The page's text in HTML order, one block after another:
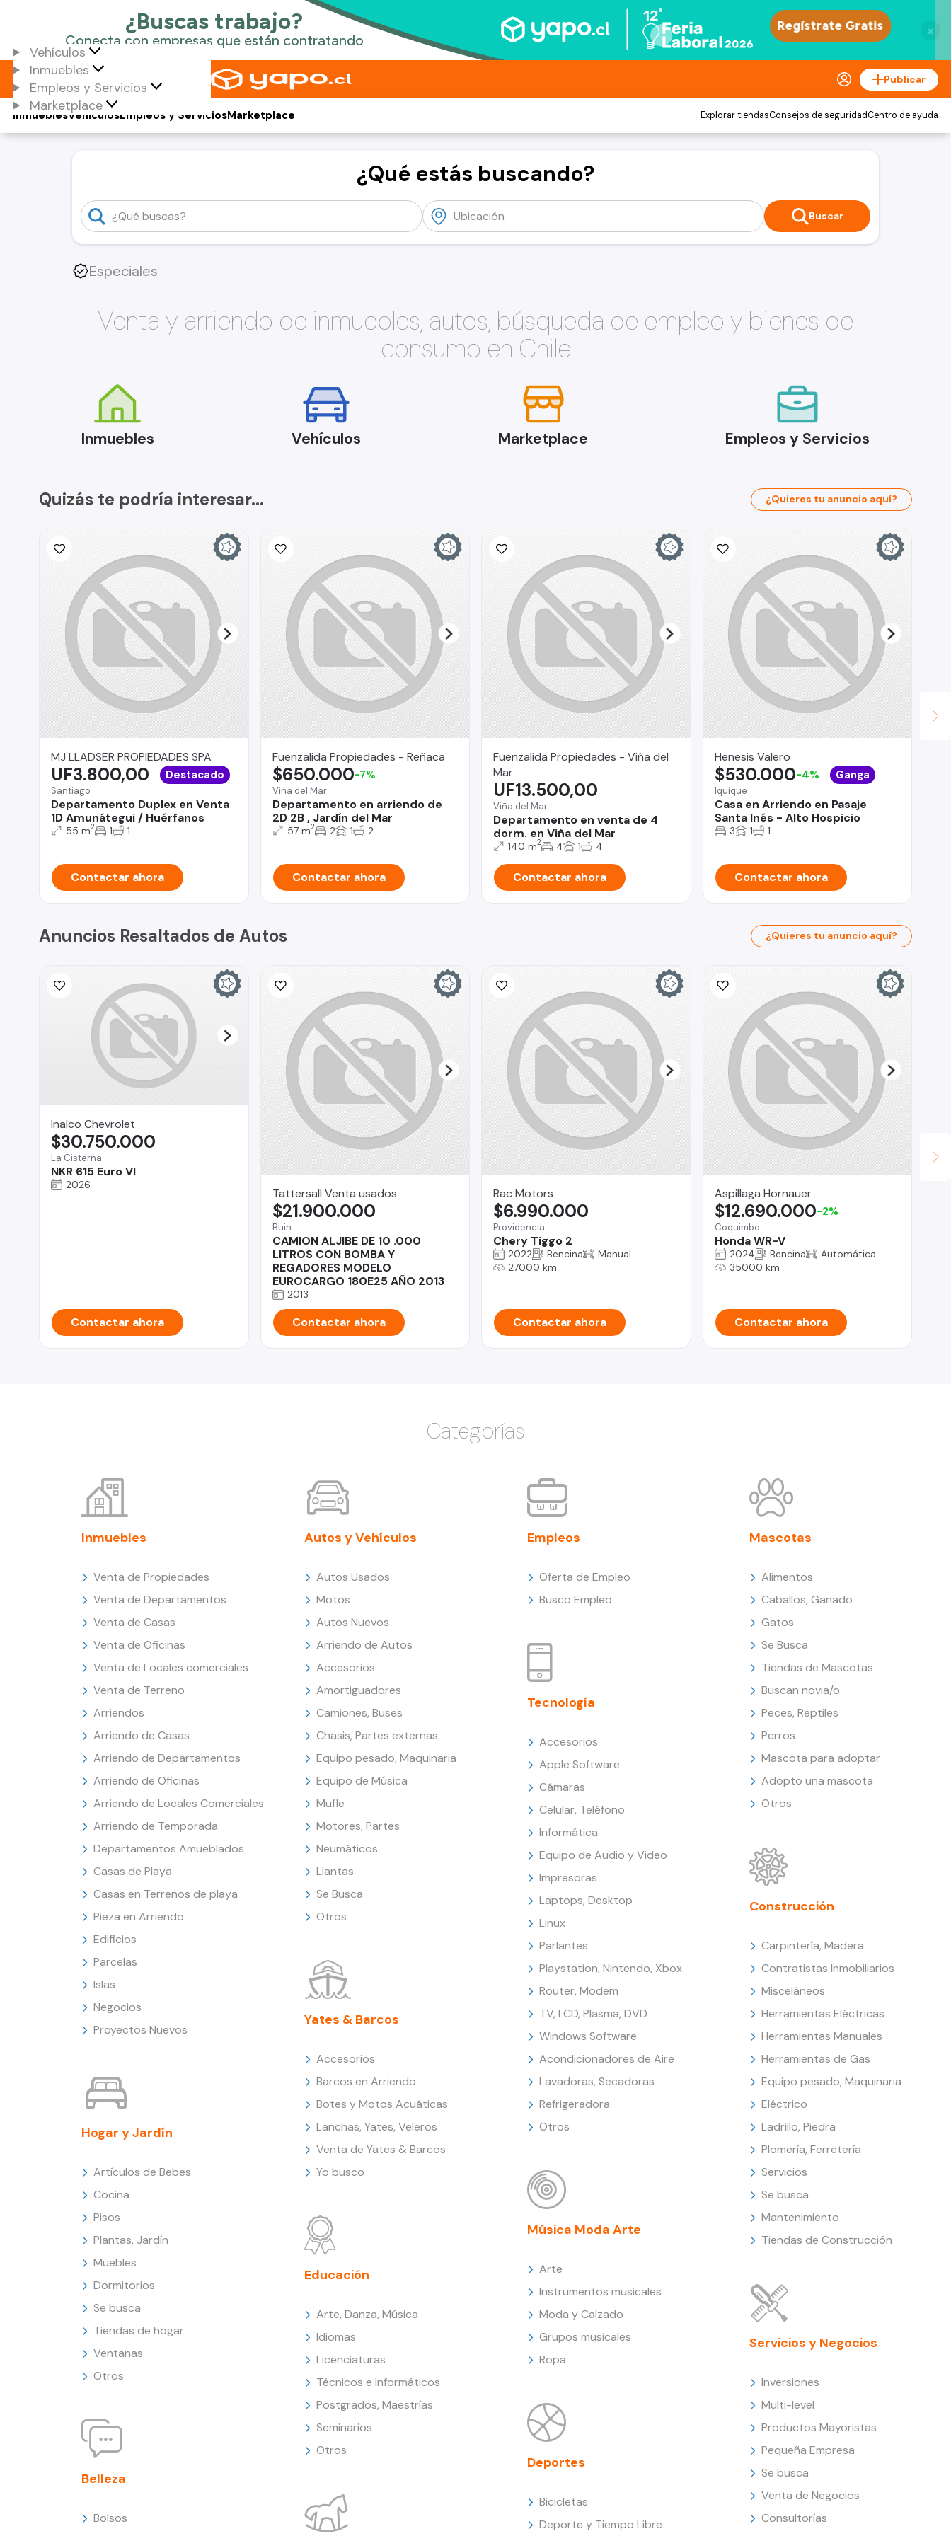
×
Vehículos
Inmuebles
Empleos y Servicios
Marketplace
Publicar
Vehículos
Inmuebles Empleos y ServiciosMarketplace Explorar tiendasConsejos de seguridadCentro de ayuda
¿Qué estás buscando?
Buscar
Especiales
Venta y arriendo de inmuebles, autos, búsqueda de empleo y bienes de
consumo en Chile
Inmuebles Vehículos Marketplace Empleos y Servicios
Quizás te podría interesar... ¿Quieres tu anuncio aquí?
MJ LLADSER PROPIEDADES SPA
Santiago
Departamento Duplex en Venta
1D Amunátegui / Huérfanos
UF3.800,00 Destacado
55 m2 1 1
Contactar ahora
Fuenzalida Propiedades - Reñaca
Viña del Mar
Departamento en arriendo de
2D 2B , Jardín del Mar
$650.000-7%
57 m2 2 1 2
Contactar ahora
Fuenzalida Propiedades - Viña del
Mar
Viña del Mar
Departamento en venta de 4
dorm. en Viña del Mar
UF13.500,00
140 m2 4 1 4
Contactar ahora
Henesis Valero
Iquique
Casa en Arriendo en Pasaje
Santa Inés - Alto Hospicio
$530.000-4% Ganga
3 1 1
Contactar ahora
Anuncios Resaltados de Autos ¿Quieres tu anuncio aquí?
Inalco Chevrolet
La Cisterna
NKR 615 Euro VI
$30.750.000
2026
Contactar ahora
Tattersall Venta usados
Buin
CAMION ALJIBE DE 10 .000
LITROS CON BOMBA Y
REGADORES MODELO
EUROCARGO 180E25 AÑO 2013
$21.900.000
2013
Contactar ahora
Rac Motors
Providencia
Chery Tiggo 2
$6.990.000
2022 Bencina
Manual
27000 km
Contactar ahora
Aspillaga Hornauer
Coquimbo
Honda WR-V
$12.690.000-2%
2024 Bencina
Automática
35000 km
Contactar ahora
Categorías
Inmuebles
Venta de Propiedades
Venta de Departamentos
Venta de Casas
Venta de Oficinas
Venta de Locales comerciales
Venta de Terreno
Arriendos
Arriendo de Casas
Arriendo de Departamentos
Arriendo de Oficinas
Arriendo de Locales Comerciales
Arriendo de Temporada
Departamentos Amueblados
Casas de Playa
Casas en Terrenos de playa
Pieza en Arriendo
Edificios
Parcelas
Islas
Negocios
Proyectos Nuevos
Hogar y Jardín
Artículos de Bebes
Cocina
Pisos
Plantas, Jardín
Muebles
Dormitorios
Se busca
Tiendas de hogar
Ventanas
Otros
Belleza
Bolsos
Autos y Vehículos
Autos Usados
Motos
Autos Nuevos
Arriendo de Autos
Accesorios
Amortiguadores
Camiones, Buses
Chasis, Partes externas
Equipo pesado, Maquinaria
Equipo de Música
Mufle
Motores, Partes
Neumáticos
Llantas
Se Busca
Otros
Yates & Barcos
Accesorios
Barcos en Arriendo
Botes y Motos Acuáticas
Lanchas, Yates, Veleros
Venta de Yates & Barcos
Yo busco
Educación
Arte, Danza, Música
Idiomas
Licenciaturas
Técnicos e Informáticos
Postgrados, Maestrías
Seminarios
Otros
Empleos
Oferta de Empleo
Busco Empleo
Tecnología
Accesorios
Apple Software
Cámaras
Celular, Teléfono
Informática
Equipo de Audio y Video
Impresoras
Laptops, Desktop
Linux
Parlantes
Playstation, Nintendo, Xbox
Router, Modem
TV, LCD, Plasma, DVD
Windows Software
Acondicionadores de Aire
Lavadoras, Secadoras
Refrigeradora
Otros
Música Moda Arte
Arte
Instrumentos musicales
Moda y Calzado
Grupos musicales
Ropa
Deportes
Bicicletas
Deporte y Tiempo Libre
Mascotas
Alimentos
Caballos, Ganado
Gatos
Se Busca
Tiendas de Mascotas
Buscan novia/o
Peces, Reptiles
Perros
Mascota para adoptar
Adopto una mascota
Otros
Construcción
Carpintería, Madera
Contratistas Inmobiliarios
Misceláneos
Herramientas Eléctricas
Herramientas Manuales
Herramientas de Gas
Equipo pesado, Maquinaria
Eléctrico
Ladrillo, Piedra
Plomería, Ferretería
Servicios
Se busca
Mantenimiento
Tiendas de Construcción
Servicios y Negocios
Inversiones
Multi-level
Productos Mayoristas
Pequeña Empresa
Se busca
Venta de Negocios
Consultorías